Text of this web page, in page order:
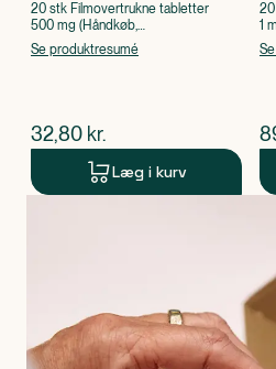
20 stk Filmovertrukne tabletter
500 mg (Håndkøb,
apoteksforbeholdt), Paracetamol
Se produktresumé
$nuværende pris
32,80 kr.
Læg i kurv
1
$